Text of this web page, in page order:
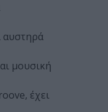
αυστηρά
μουσική
έχει